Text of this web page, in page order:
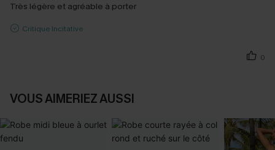
Très légère et agréable à porter
Critique Incitative
0
VOUS AIMERIEZ AUSSI